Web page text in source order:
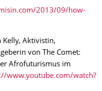
2013/09/how-
Kelly, Aktivistin,
von The Comet:
Afrofuturismus im
www.youtube.com/watch?